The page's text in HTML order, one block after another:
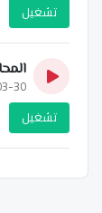
تشغيل
تشغيل